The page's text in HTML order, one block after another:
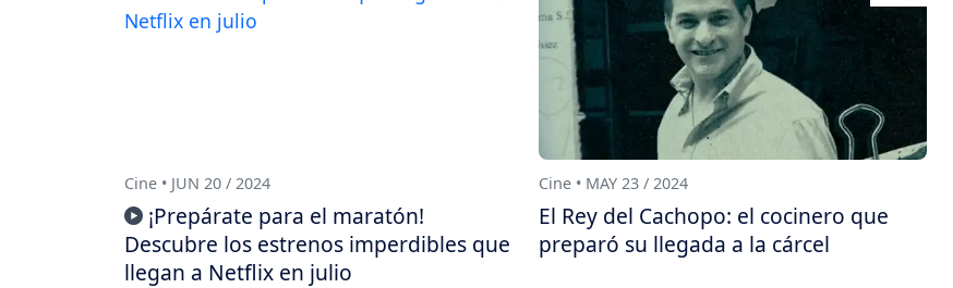
Cine • JUN 20 / 2024
¡Prepárate para el maratón!
Descubre los estrenos imperdibles que
llegan a Netflix en julio
Cine • MAY 23 / 2024
El Rey del Cachopo: el cocinero que
preparó su llegada a la cárcel